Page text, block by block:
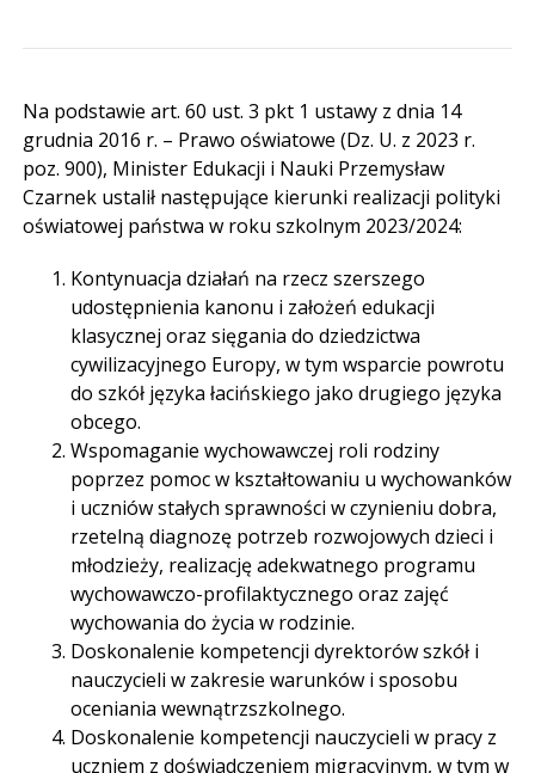
Na podstawie art. 60 ust. 3 pkt 1 ustawy z dnia 14
grudnia 2016 r. – Prawo oświatowe (Dz. U. z 2023 r.
poz. 900), Minister Edukacji i Nauki Przemysław
Czarnek ustalił następujące kierunki realizacji polityki
oświatowej państwa w roku szkolnym 2023/2024:
Kontynuacja działań na rzecz szerszego
udostępnienia kanonu i założeń edukacji
klasycznej oraz sięgania do dziedzictwa
cywilizacyjnego Europy, w tym wsparcie powrotu
do szkół języka łacińskiego jako drugiego języka
obcego.
Wspomaganie wychowawczej roli rodziny
poprzez pomoc w kształtowaniu u wychowanków
i uczniów stałych sprawności w czynieniu dobra,
rzetelną diagnozę potrzeb rozwojowych dzieci i
młodzieży, realizację adekwatnego programu
wychowawczo-profilaktycznego oraz zajęć
wychowania do życia w rodzinie.
Doskonalenie kompetencji dyrektorów szkół i
nauczycieli w zakresie warunków i sposobu
oceniania wewnątrzszkolnego.
Doskonalenie kompetencji nauczycieli w pracy z
uczniem z doświadczeniem migracyjnym, w tym w